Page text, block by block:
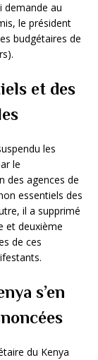
demande au
le président
budgétaires de
et des
les
le
des agences de
essentiels des
il a supprimé
et deuxième
de ces
s’en
du Kenya